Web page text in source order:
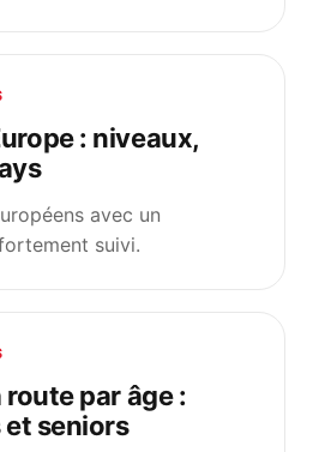
: niveaux,
avec un
suivi.
par âge :
et seniors